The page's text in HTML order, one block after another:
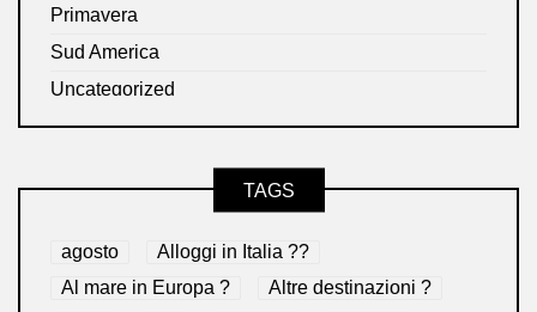
Primavera
Sud America
Uncategorized
TAGS
agosto
Alloggi in Italia ??
Al mare in Europa ?️
Altre destinazioni ?